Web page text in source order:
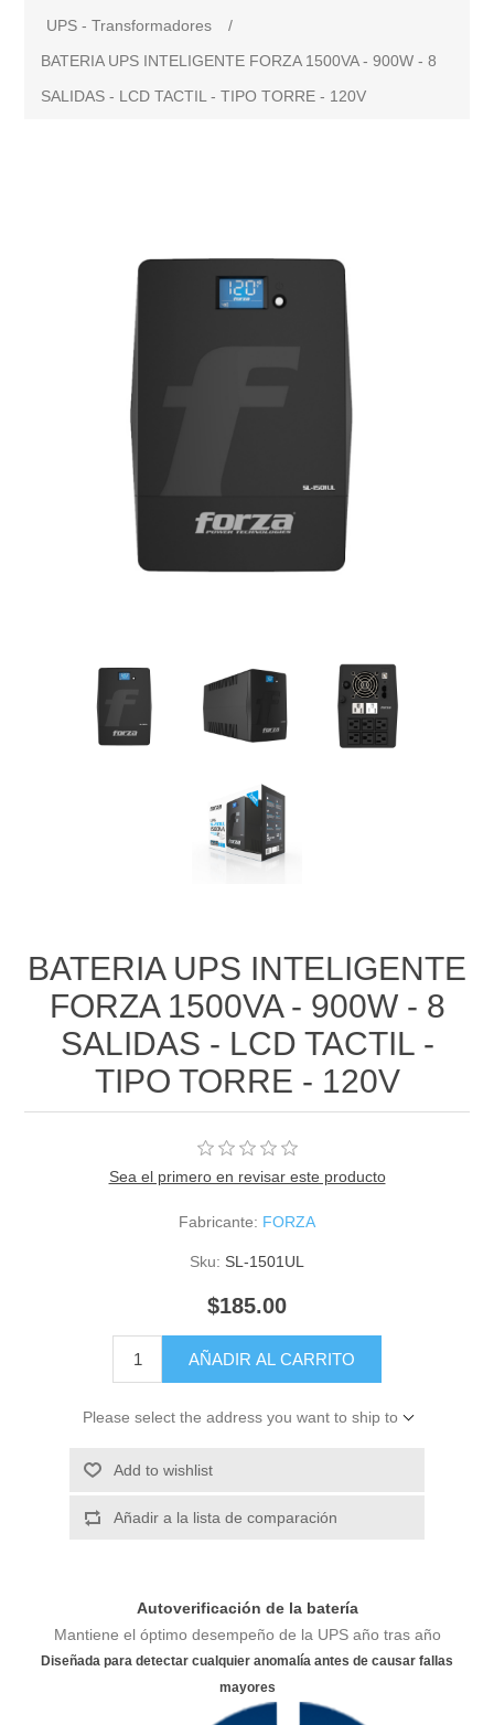
UPS - Transformadores
/
BATERIA UPS INTELIGENTE FORZA 1500VA - 900W - 8
SALIDAS - LCD TACTIL - TIPO TORRE - 120V
BATERIA UPS INTELIGENTE
FORZA 1500VA - 900W - 8
SALIDAS - LCD TACTIL -
TIPO TORRE - 120V
Sea el primero en revisar este producto
Fabricante: FORZA
Sku: SL-1501UL
$185.00
AÑADIR AL CARRITO
Please select the address you want to ship to
Add to wishlist
Añadir a la lista de comparación
Autoverificación de la batería
Mantiene el óptimo desempeño de la UPS año tras año
Diseñada para detectar cualquier anomalía antes de causar fallas
mayores